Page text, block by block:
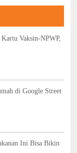
Vaksin-NPWP,
di Google Street
Ini Bisa Bikin